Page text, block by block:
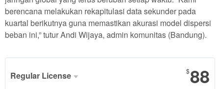
berencana melakukan rekapitulasi data sekunder pada
kuartal berikutnya guna memastikan akurasi model dispersi
beban ini,” tutur Andi Wijaya, admin komunitas (Bandung).
Regular License $88